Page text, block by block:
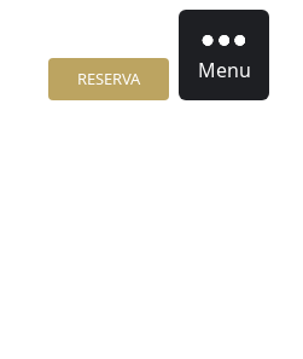
RESERVA Menu